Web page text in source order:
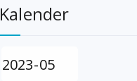
Kalender